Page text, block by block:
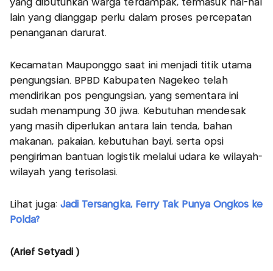
yang dibutuhkan warga terdampak, termasuk hal-hal
lain yang dianggap perlu dalam proses percepatan
penanganan darurat.
Kecamatan Mauponggo saat ini menjadi titik utama
pengungsian. BPBD Kabupaten Nagekeo telah
mendirikan pos pengungsian, yang sementara ini
sudah menampung 30 jiwa. Kebutuhan mendesak
yang masih diperlukan antara lain tenda, bahan
makanan, pakaian, kebutuhan bayi, serta opsi
pengiriman bantuan logistik melalui udara ke wilayah-
wilayah yang terisolasi.
Lihat juga: Jadi Tersangka, Ferry Tak Punya Ongkos ke
Polda?
(Arief Setyadi )